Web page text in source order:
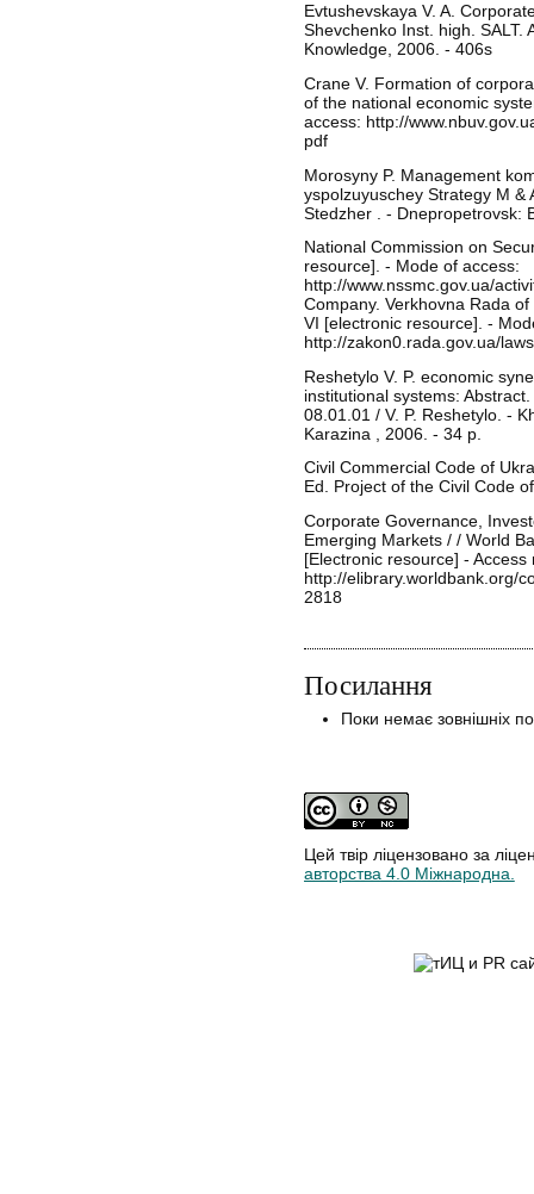
Evtushevskaya V. A.
Shevchenko Inst. high. SALT.
Knowledge, 2006. - 406s
Crane V. Formation of
of the national economic
access: http://
pdf
Morosyny P. Management
yspolzuyuschey Strategy M &
Stedzher . - Dnepropetrovsk:
National Commission on
resource]. - Mode of access:
http://www.nssmc.gov.ua/
Company. Verkhovna Rada
VI [electronic resource]. -
http://zakon0.rada.gov.ua/
Reshetylo V. P. economic
institutional systems:
08.01.01 / V. P. Reshetylo. -
Karazina , 2006. - 34 p.
Civil Commercial Code of
Ed. Project of the Civil Code
Corporate Governance,
Emerging Markets / / World
[Electronic resource] - Access
http://elibrary.worldbank.org/
2818
Посилання
Поки немає зовнішніх
Цей твір ліцензовано за
авторства 4.0 Міжнародна.